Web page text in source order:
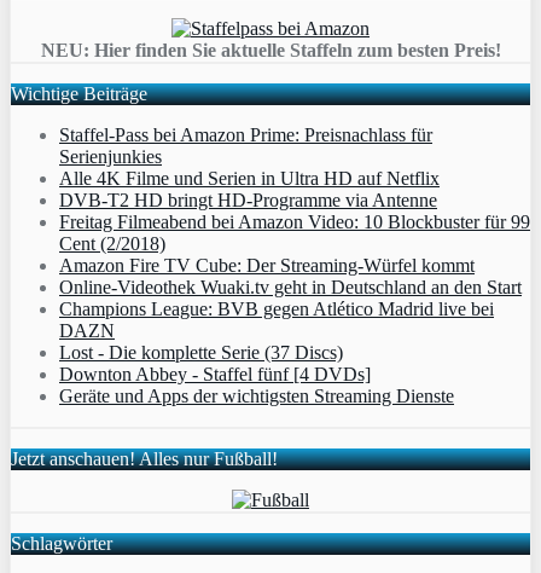
NEU: Hier finden Sie aktuelle Staffeln zum besten Preis!
Wichtige Beiträge
Staffel-Pass bei Amazon Prime: Preisnachlass für
Serienjunkies
Alle 4K Filme und Serien in Ultra HD auf Netflix
DVB-T2 HD bringt HD-Programme via Antenne
Freitag Filmeabend bei Amazon Video: 10 Blockbuster für 99
Cent (2/2018)
Amazon Fire TV Cube: Der Streaming-Würfel kommt
Online-Videothek Wuaki.tv geht in Deutschland an den Start
Champions League: BVB gegen Atlético Madrid live bei
DAZN
Lost - Die komplette Serie (37 Discs)
Downton Abbey - Staffel fünf [4 DVDs]
Geräte und Apps der wichtigsten Streaming Dienste
Jetzt anschauen! Alles nur Fußball!
Schlagwörter